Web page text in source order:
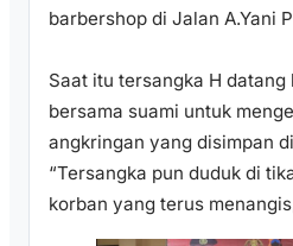
barbershop di Jalan A.Yani
Saat itu tersangka H
bersama suami untuk
angkringan yang disimpan
“Tersangka pun duduk di
korban yang terus